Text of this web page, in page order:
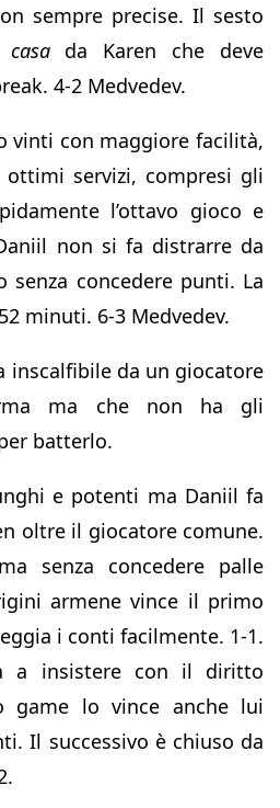
sempre precise. Il sesto
da Karen che deve
4-2 Medvedev.
vinti con maggiore facilità,
servizi, compresi gli
l’ottavo gioco e
non si fa distrarre da
concedere punti. La
minuti. 6-3 Medvedev.
inscalfibile da un giocatore
ma che non ha gli
batterlo.
e potenti ma Daniil fa
oltre il giocatore comune.
senza concedere palle
armene vince il primo
i conti facilmente. 1-1.
a insistere con il diritto
game lo vince anche lui
Il successivo è chiuso da